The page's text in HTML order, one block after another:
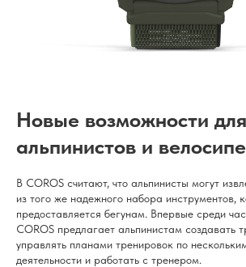
Новые возможности для
альпинистов и
В COROS считают, что альпинисты могут
из того же надежного набора инструментов,
предоставляется бегунам. Впервые среди
COROS предлагает альпинистам создавать
управлять планами тренировок по
деятельности и работать с тренером.